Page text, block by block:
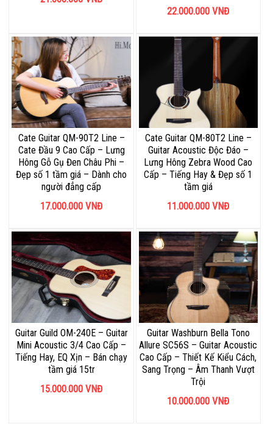
22.000.000 VNĐ
Cate Guitar QM-90T2 Line –
Cate Đầu 9 Cao Cấp – Lưng
Hông Gỗ Gụ Đen Châu Phi –
Đẹp số 1 tầm giá – Dành cho
người đẳng cấp
17.000.000 VNĐ
Cate Guitar QM-80T2 Line –
Guitar Acoustic Độc Đáo –
Lưng Hông Zebra Wood Cao
Cấp – Tiếng Hay & Đẹp số 1
tầm giá
11.000.000 VNĐ
Guitar Guild OM-240E – Guitar
Mini Acoustic 3/4 Cao Cấp –
Tiếng Hay, EQ Xịn – Bán chạy
tầm giá 15tr
15.000.000 VNĐ
Guitar Washburn Bella Tono
Allure SC56S – Guitar Acoustic
Cao Cấp – Thiết Kế Kiểu Cách,
Sang Trọng – Âm Thanh Vượt
Trội
10.000.000 VNĐ